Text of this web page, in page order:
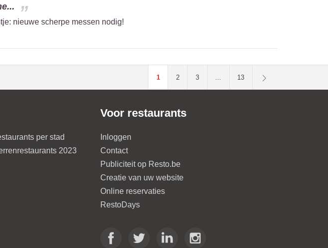
nieuwe scherpe messen nodig!
1 2 3 ... 13
per stad
2023
Voor restaurants
Inloggen
Contact
Publiciteit op Resto.be
Creatie van uw website
Online reservaties
RestoDays